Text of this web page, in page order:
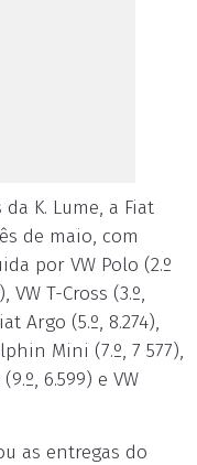
K. Lume, a Fiat
de maio, com
por VW Polo (2.º
T-Cross (3.º,
Argo (5.º, 8.274),
Mini (7.º, 7 577),
6.599) e VW
as entregas do